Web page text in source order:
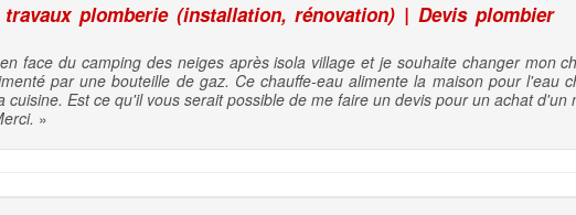
travaux plomberie (installation, rénovation) | Devis plombier
face du camping des neiges après isola village et je souhaite changer mon
par une bouteille de gaz. Ce chauffe-eau alimente la maison pour l'eau
cuisine. Est ce qu'il vous serait possible de me faire un devis pour un achat d'un
»